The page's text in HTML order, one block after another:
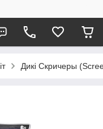
Дикі Скричеры